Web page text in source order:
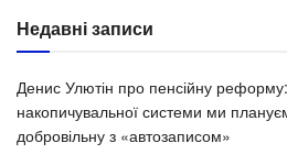
Недавні записи
Денис Улютін про пенсійну реформу:
накопичувальної системи ми
добровільну з «автозаписом»